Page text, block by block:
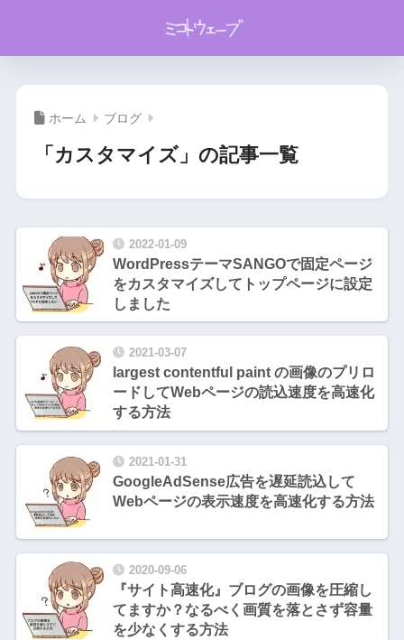
ホーム ブログ
「カスタマイズ」の記事一覧
2022-01-09
WordPressテーマSANGOで固定ページ
をカスタマイズしてトップページに設定
しました
2021-03-07
largest contentful paint の画像のプリロ
ードしてWebページの読込速度を高速化
する方法
2021-01-31
GoogleAdSense広告を遅延読込して
Webページの表示速度を高速化する方法
2020-09-06
『サイト高速化』ブログの画像を圧縮し
てますか？なるべく画質を落とさず容量
を少なくする方法